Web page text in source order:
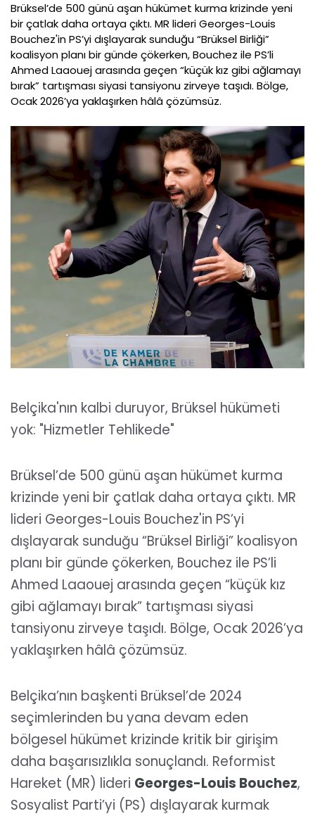
Brüksel’de 500 günü aşan hükümet kurma krizinde yeni
bir çatlak daha ortaya çıktı. MR lideri Georges-Louis
Bouchez'in PS’yi dışlayarak sunduğu “Brüksel Birliği”
koalisyon planı bir günde çökerken, Bouchez ile PS’li
Ahmed Laaouej arasında geçen “küçük kız gibi ağlamayı
bırak” tartışması siyasi tansiyonu zirveye taşıdı. Bölge,
Ocak 2026’ya yaklaşırken hâlâ çözümsüz.
Belçika'nın kalbi duruyor, Brüksel hükümeti
yok: "Hizmetler Tehlikede"
Brüksel’de 500 günü aşan hükümet kurma
krizinde yeni bir çatlak daha ortaya çıktı. MR
lideri Georges-Louis Bouchez'in PS’yi
dışlayarak sunduğu “Brüksel Birliği” koalisyon
planı bir günde çökerken, Bouchez ile PS’li
Ahmed Laaouej arasında geçen “küçük kız
gibi ağlamayı bırak” tartışması siyasi
tansiyonu zirveye taşıdı. Bölge, Ocak 2026’ya
yaklaşırken hâlâ çözümsüz.
Belçika’nın başkenti Brüksel’de 2024
seçimlerinden bu yana devam eden
bölgesel hükümet krizinde kritik bir girişim
daha başarısızlıkla sonuçlandı. Reformist
Hareket (MR) lideri Georges-Louis Bouchez,
Sosyalist Parti’yi (PS) dışlayarak kurmak